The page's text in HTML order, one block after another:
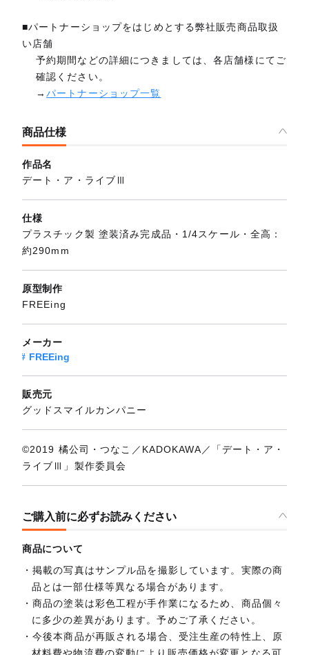
■パートナーショップをはじめとする弊社販売商品取扱
い店舗
予約期間などの詳細につきましては、各店舗様にてご
確認ください。
→パートナーショップ一覧
商品仕様
作品名
デート・ア・ライブⅢ
仕様
プラスチック製 塗装済み完成品・1/4スケール・全高：
約290mm
原型制作
FREEing
メーカー
FREEing
販売元
グッドスマイルカンパニー
©2019 橘公司・つなこ／KADOKAWA／「デート・ア・
ライブⅢ」製作委員会
ご購入前に必ずお読みください
商品について
掲載の写真はサンプル品を撮影しています。実際の商
品とは一部仕様等異なる場合があります。
商品の塗装は彩色工程が手作業になるため、商品個々
に多少の差異があります。予めご了承ください。
今後本商品が再販される場合、受注生産の特性上、原
材料費や物流費の変動により販売価格が変更となる可